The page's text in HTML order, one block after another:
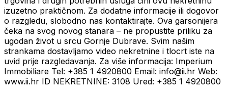
izuzetno praktičnom. Za dodatne informacije ili dogovor
o razgledu, slobodno nas kontaktirajte. Ova garsonijera
čeka na svog novog stanara – ne propustite priliku za
ugodan život u srcu Gornje Dubrave. Svim našim
strankama dostavljamo video nekretnine i tlocrt iste na
uvid prije razgledavanja. Za više informacija: Imperium
Immobiliare Tel: +385 1 4920800 Email: info@ii.hr Web:
www.ii.hr ID NEKRETNINE: 3108 Ured: +385 1 4920800